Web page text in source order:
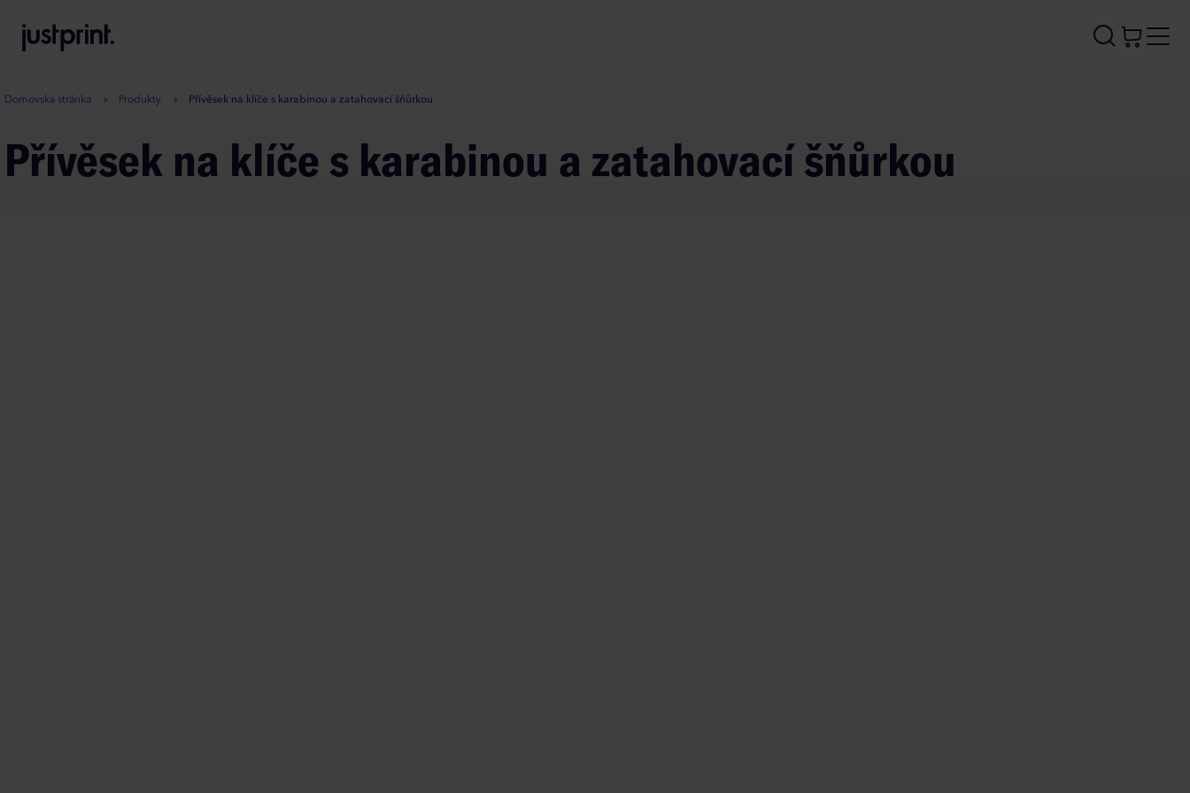
A
Domovská stránka Produkty Přívěsek na klíče s karabinou a zatahovací šňůrkou
Přívěsek na klíče s karabinou a zatahovací šňůrkou